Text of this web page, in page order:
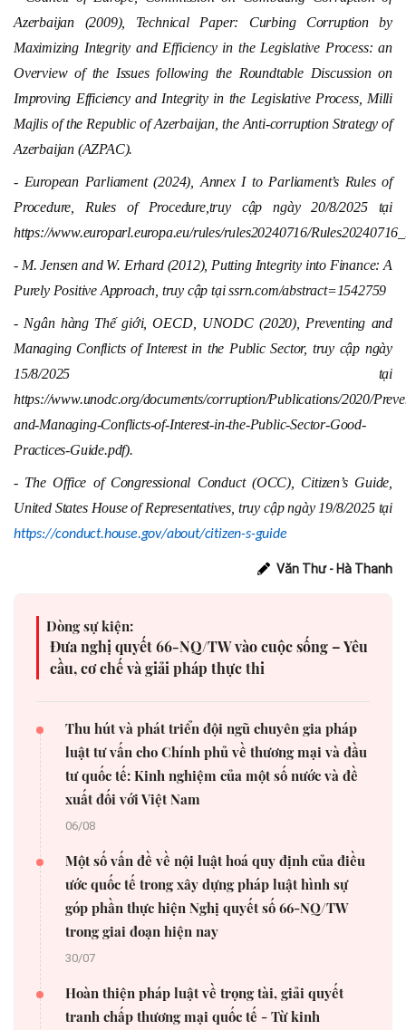
Azerbaijan (2009), Technical Paper: Curbing Corruption by
Maximizing Integrity and Efficiency in the Legislative Process: an
Overview of the Issues following the Roundtable Discussion on
Improving Efficiency and Integrity in the Legislative Process, Milli
Majlis of the Republic of Azerbaijan, the Anti-corruption Strategy of
Azerbaijan (AZPAC).
- European Parliament (2024), Annex I to Parliament’s Rules of
Procedure, Rules of Procedure, truy cập ngày 20/8/2025 tại
https://www.europarl.europa.eu/rules/rules20240716/
- M. Jensen and W. Erhard (2012), Putting Integrity into Finance: A
Purely Positive Approach, truy cập tại ssrn.com/abstract=1542759
- Ngân hàng Thế giới, OECD, UNODC (2020), Preventing and
Managing Conflicts of Interest in the Public Sector, truy cập ngày
15/8/2025 tại
https://www.unodc.org/documents/corruption/Publications/2020/
and-Managing-Conflicts-of-Interest-in-the-Public-Sector-Good-
Practices-Guide.pdf).
- The Office of Congressional Conduct (OCC), Citizen’s Guide,
United States House of Representatives, truy cập ngày 19/8/2025 tại
https://conduct.house.gov/about/citizen-s-guide
Văn Thư - Hà Thanh
Dòng sự kiện:
Đưa nghị quyết 66-NQ/TW vào cuộc sống – Yêu
cầu, cơ chế và giải pháp thực thi
Thu hút và phát triển đội ngũ chuyên gia pháp
luật tư vấn cho Chính phủ về thương mại và đầu
tư quốc tế: Kinh nghiệm của một số nước và đề
xuất đối với Việt Nam
06/08
Một số vấn đề về nội luật hoá quy định của điều
ước quốc tế trong xây dựng pháp luật hình sự
góp phần thực hiện Nghị quyết số 66-NQ/TW
trong giai đoạn hiện nay
30/07
Hoàn thiện pháp luật về trọng tài, giải quyết
tranh chấp thương mại quốc tế - Từ kinh